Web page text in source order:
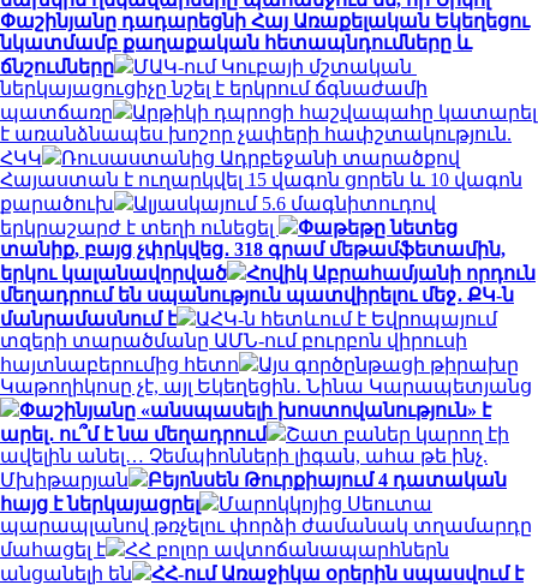
Փաշինյանը դադարեցնի Հայ Առաքելական Եկեղեցու
նկատմամբ քաղաքական հետապնդումները և
ճնշումները
ՄԱԿ-ում Կուբայի մշտական ​​
ներկայացուցիչը նշել է երկրում ճգնաժամի
պատճառը
Արթիկի դպրոցի հաշվապահը կատարել
է առանձնապես խոշոր չափերի հափշտակություն.
ՀԿԿ
Ռուսաստանից Ադրբեջանի տարածքով
Հայաստան է ուղարկվել 15 վագոն ցորեն և 10 վագոն
քարածուխ
Ալյասկայում 5.6 մագնիտուդով
երկրաշարժ է տեղի ունեցել
Փաթեթը նետեց
տանիք, բայց չփրկվեց․ 318 գրամ մեթամֆետամին,
երկու կալանավորված
Հովիկ Աբրահամյանի որդուն
մեղադրում են սպանություն պատվիրելու մեջ․ ՔԿ-ն
մանրամասնում է
ԱՀԿ-ն հետևում է Եվրոպայում
տզերի տարածմանը ԱՄՆ-ում բուրբոն վիրուսի
հայտնաբերումից հետո
Այս գործընթացի թիրախը
Կաթողիկոսը չէ, այլ Եկեղեցին․ Նինա Կարապետյանց
Փաշինյանը «անսպասելի խոստովանություն» է
արել․ ու՞մ է նա մեղադրում
Շատ բաներ կարող էի
ավելին անել… Չեմպիոնների լիգան, ահա թե ինչ.
Մխիթարյան
Բեյոնսեն Թուրքիայում 4 դատական
հայց է ներկայացրել
Մարոկկոյից Սեուտա
պարապլանով թռչելու փորձի ժամանակ տղամարդը
մահացել է
ՀՀ բոլոր ավտոճանապարհներն
անցանելի են
ՀՀ-ում Առաջիկա օրերին սպասվում է